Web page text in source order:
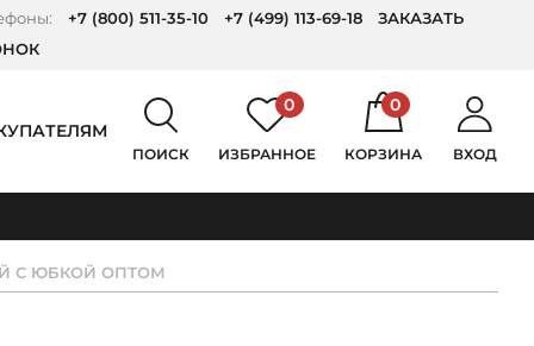
+7 (800) 511-35-10 +7 (499) 113-69-18
ЗАКАЗАТЬ
ПОИСК
0
ИЗБРАННОЕ
0
КОРЗИНА ВХОД
С ЮБКОЙ ОПТОМ